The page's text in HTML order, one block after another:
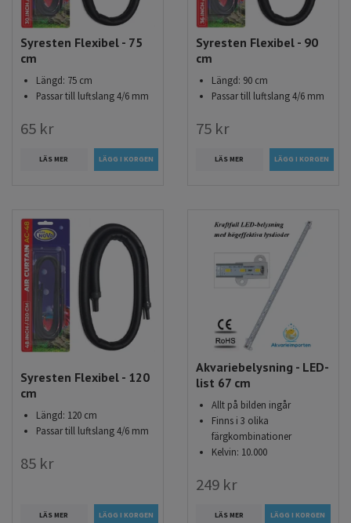
Syresten Flexibel - 75
cm
Längd: 75 cm
Passar till luftslang 4/6 mm
65 kr
LÄS MER
Syresten Flexibel - 90
cm
Längd: 90 cm
Passar till luftslang 4/6 mm
75 kr
LÄS MER
Syresten Flexibel - 120
cm
Längd: 120 cm
Passar till luftslang 4/6 mm
85 kr
LÄS MER
Akvariebelysning - LED-
list 67 cm
Allt på bilden ingår
Finns i 3 olika
färgkombinationer
Kelvin: 10.000
249 kr
LÄS MER LÄGG I KORGEN